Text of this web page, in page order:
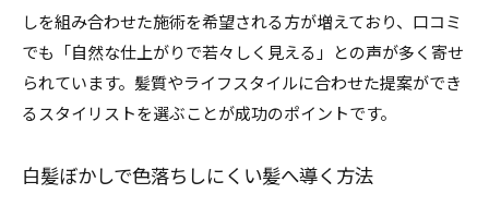
しを組み合わせた施術を希望される方が増えており、口コミ
でも「自然な仕上がりで若々しく見える」との声が多く寄せ
られています。髪質やライフスタイルに合わせた提案ができ
るスタイリストを選ぶことが成功のポイントです。
白髪ぼかしで色落ちしにくい髪へ導く方法